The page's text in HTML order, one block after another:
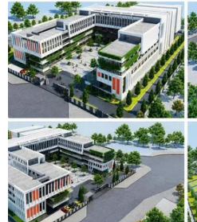
giây 35./.